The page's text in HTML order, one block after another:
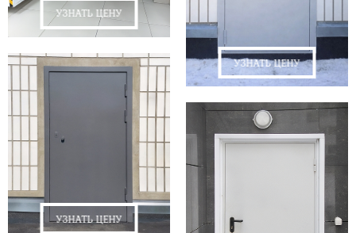
УЗНАТЬ ЦЕНУ
УЗНАТЬ ЦЕНУ
УЗНАТЬ ЦЕНУ